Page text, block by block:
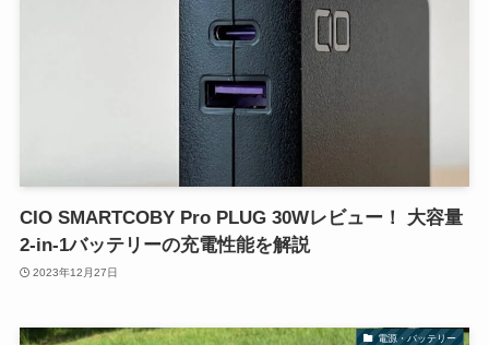
CIO SMARTCOBY Pro PLUG 30Wレビュー！ 大容量
2-in-1バッテリーの充電性能を解説
2023年12月27日
電源・バッテリー